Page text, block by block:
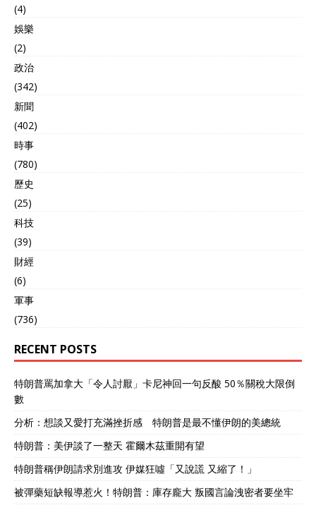
(4)
娛樂
(2)
政治
(342)
新聞
(402)
時事
(780)
歷史
(25)
科技
(39)
財經
(6)
軍事
(736)
RECENT POSTS
特朗普罵加拿大「令人討厭」卡尼神回一句反酸 50％關稅大限倒
數
分析：想談又愛打充滿挫折感 特朗普是最不懂伊朗的美總統
特朗普：美伊談了一整天 霍爾木茲重開有望
特朗普稱伊朗請求別進攻 伊媒狂噓「又說謊 又縮了！」
被彈藥短缺報導惹火！特朗普：庫存龐大 叛國言論洩密者要坐牢